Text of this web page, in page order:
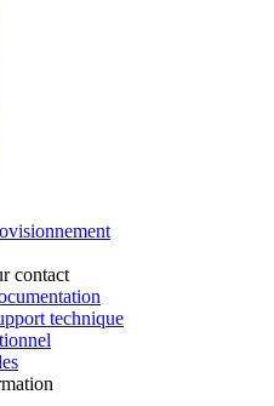
contact
technique